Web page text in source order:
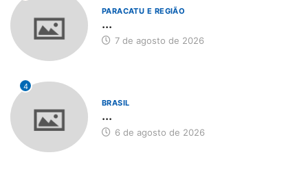
PARACATU E REGIÃO
...
7 de agosto de 2026
4
BRASIL
...
6 de agosto de 2026